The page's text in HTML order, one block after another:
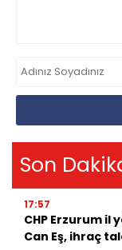
Son
17:57
CHP Erzurum il
Can Eş, ihraç